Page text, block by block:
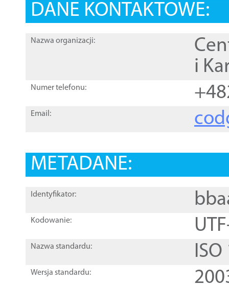
DANE KONTAKTOWE:
Nazwa organizacji:
i
Numer telefonu:
Email:
METADANE:
Identyfikator:
Kodowanie:
Nazwa standardu:
Wersja standardu: